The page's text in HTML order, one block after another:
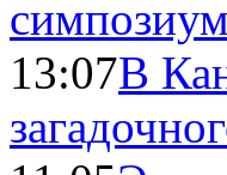
13:07В